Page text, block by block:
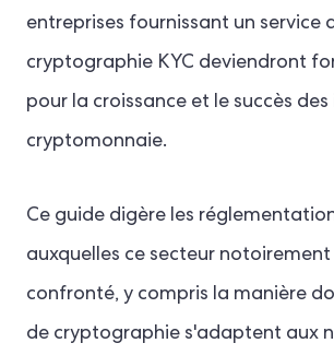
entreprises fournissant un service
cryptographie KYC deviendront
pour la croissance et le succès
cryptomonnaie.
Ce guide digère les
auxquelles ce secteur
confronté, y compris la manière
de cryptographie s'adaptent aux